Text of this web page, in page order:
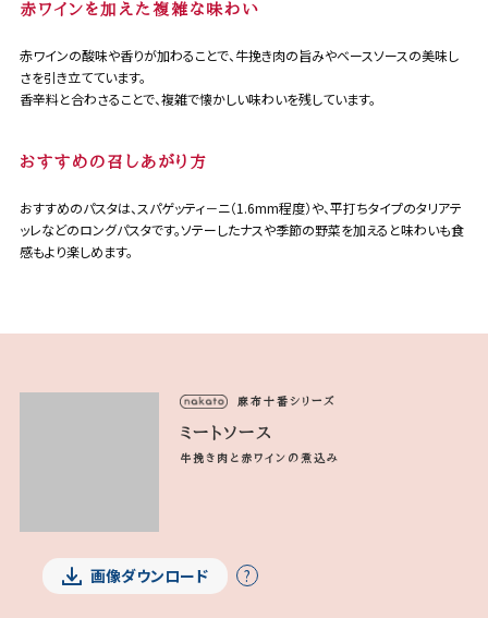
赤ワインを加えた複雑な味わい
赤ワインの酸味や香りが加わることで、牛挽き肉の旨みやベースソースの美味し
さを引き立てています。
香辛料と合わさることで、複雑で懐かしい味わいを残しています。
おすすめの召しあがり方
おすすめのパスタは、スパゲッティ－ニ（1.6mm程度）や、平打ちタイプのタリアテ
ッレなどのロングパスタです。ソテーしたナスや季節の野菜を加えると味わいも食
感もより楽しめます。
麻布十番シリーズ
ミートソース
牛挽き肉と赤ワインの煮込み